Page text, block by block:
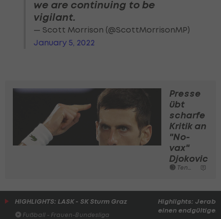
we are continuing to be
vigilant.
— Scott Morrison (@ScottMorrisonMP)
January 5, 2022
Presse
übt
scharfe
Kritik an
"No-
vax"
Djokovic
Tennis
HIGHLIGHTS: LASK - SK Sturm Graz
Fußball - Frauen-Bundesliga
Highlights:
einen